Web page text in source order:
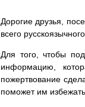
Дорогие друзья,
всего
Для того, чтобы
информацию,
пожертвование
поможет им